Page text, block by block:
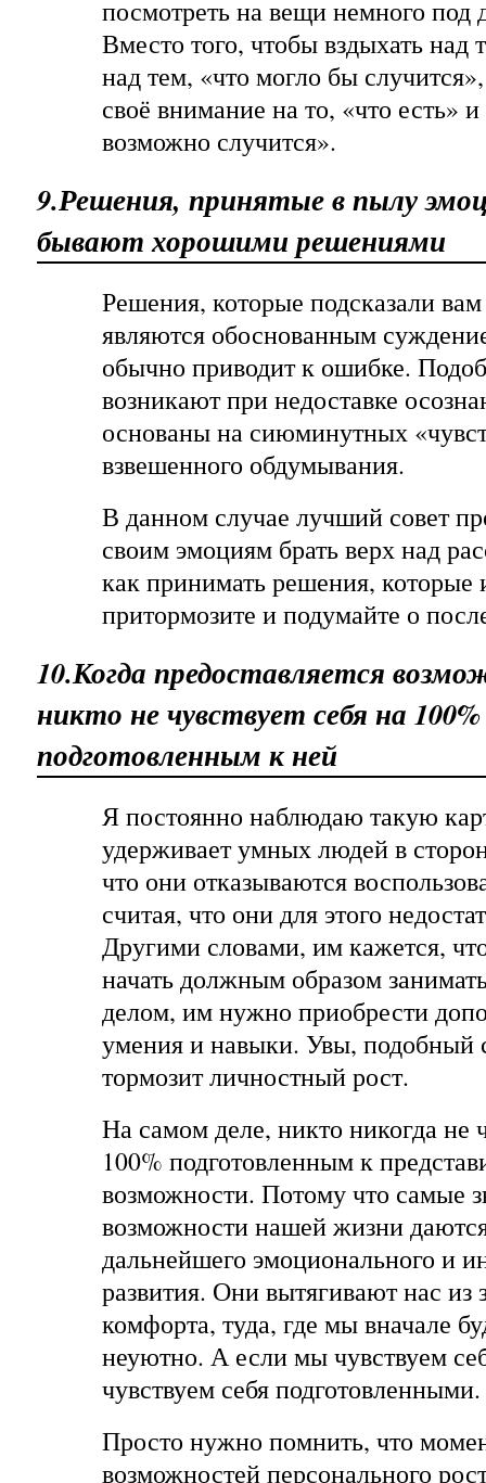
посмотреть на вещи немного под
Вместо того, чтобы вздыхать над
над тем, «что могло бы
своё внимание на то, «что есть»
возможно случится».
9.Решения, принятые в пылу
бывают хорошими решениями
Решения, которые подсказали
являются обоснованным
обычно приводит к ошибке.
возникают при недоставке
основаны на сиюминутных
взвешенного обдумывания.
В данном случае лучший совет
своим эмоциям брать верх над
как принимать решения, которые
притормозите и подумайте о
10.Когда предоставляется
никто не чувствует себя на 100%
подготовленным к ней
Я постоянно наблюдаю такую
удерживает умных людей в
что они отказываются
считая, что они для этого
Другими словами, им кажется,
начать должным образом
делом, им нужно приобрести
умения и навыки. Увы,
тормозит личностный рост.
На самом деле, никто никогда не
100% подготовленным к
возможности. Потому что самые
возможности нашей жизни
дальнейшего эмоционального и
развития. Они вытягивают нас из
комфорта, туда, где мы вначале
неуютно. А если мы чувствуем
чувствуем себя подготовленными.
Просто нужно помнить, что
возможностей персонального